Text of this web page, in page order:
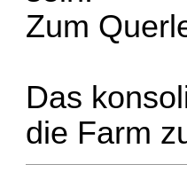
Zum
Das
die Farm